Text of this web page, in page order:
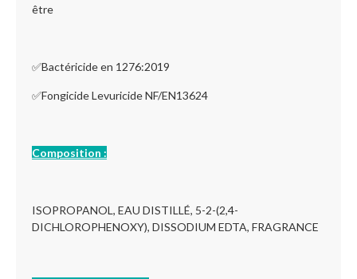
être
✅Bactéricide en 1276:2019
✅Fongicide Levuricide NF/EN13624
Composition :
ISOPROPANOL, EAU DISTILLÉ, 5-2-(2,4-
DICHLOROPHENOXY), DISSODIUM EDTA, FRAGRANCE